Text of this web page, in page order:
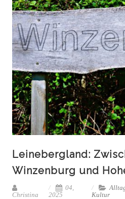
Leinebergland:
Winzenburg und
Christina
04,
2025
Kultur